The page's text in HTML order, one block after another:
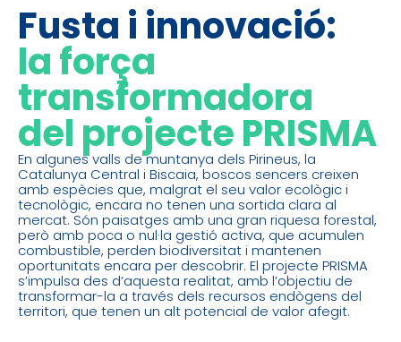
Fusta i innovació:
la força
transformadora
del projecte PRISMA
En algunes valls de muntanya dels Pirineus, la
Catalunya Central i Biscaia, boscos sencers creixen
amb espècies que, malgrat el seu valor ecològic i
tecnològic, encara no tenen una sortida clara al
mercat. Són paisatges amb una gran riquesa forestal,
però amb poca o nul·la gestió activa, que acumulen
combustible, perden biodiversitat i mantenen
oportunitats encara per descobrir. El projecte PRISMA
s’impulsa des d’aquesta realitat, amb l’objectiu de
transformar-la a través dels recursos endògens del
territori, que tenen un alt potencial de valor afegit.